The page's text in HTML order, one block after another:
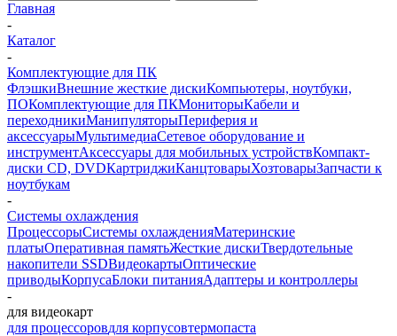
Главная
-
Каталог
-
Комплектующие для ПК
ФлэшкиВнешние жесткие дискиКомпьютеры, ноутбуки,
ПОКомплектующие для ПКМониторыКабели и
переходникиМанипуляторыПериферия и
аксессуарыМультимедиаСетевое оборудование и
инструментАксессуары для мобильных устройствКомпакт-
диски CD, DVDКартриджиКанцтоварыХозтоварыЗапчасти к
ноутбукам
-
Системы охлаждения
ПроцессорыСистемы охлажденияМатеринские
платыОперативная памятьЖесткие дискиТвердотельные
накопители SSDВидеокартыОптические
приводыКорпусаБлоки питанияАдаптеры и контроллеры
-
для видеокарт
для процессоровдля корпусовтермопаста